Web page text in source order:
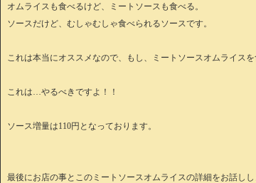
オムライスも食べるけど、ミートソースも食べる。
ソースだけど、むしゃむしゃ食べられるソースです。
これは本当にオススメなので、もし、ミートソースオムライス
これは…やるべきですよ！！
ソース増量は110円となっております。
最後にお店の事とこのミートソースオムライスの詳細をお話しし